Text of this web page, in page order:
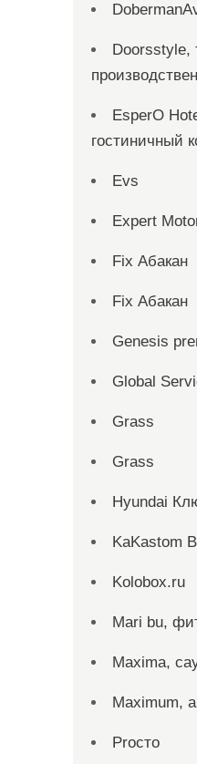
Doorsstyle,
EsperO
гостиничный
Evs
Expert
Fix Абакан
Fix Абакан
Genesis
Global
Grass
Grass
Hyundai
KaKastom
Kolobox.ru
Mari bu,
Maxima,
Maximum,
Proсто